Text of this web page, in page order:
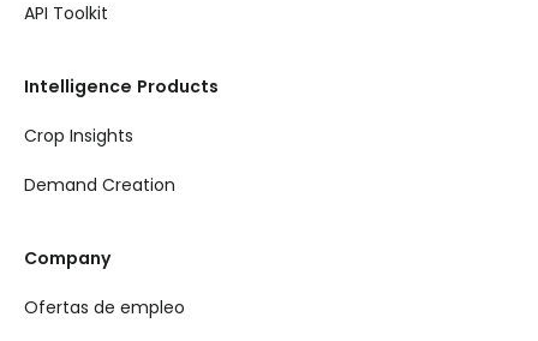
API Toolkit
Intelligence Products
Crop Insights
Demand Creation
Company
Ofertas de empleo